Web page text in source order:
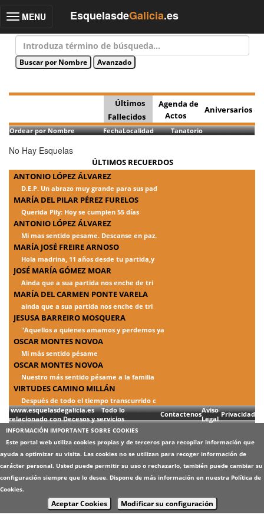
Toggle
MENU EsquelasdeGalicia.es
Últimos
Fallecidos
Agenda de
Actos
Aniversarios
Ordear por Nombre FechaLocalidad Tanatorio
No Hay Esquelas
ÚLTIMOS RECUERDOS
ANTONIO LÓPEZ ÁLVAREZ
D.E.P. Un abrazo muy grande para sus pad
MARÍA DEL PILAR PÉREZ FURELOS
Querida Pily: Hoy se cumplen 55 días
ANTONIO LÓPEZ ÁLVAREZ
Mi mas sentido pesame. Descanse en paz.
MARÍA JOSÉ FREIRE ARNOSO
Hola madrina, 11 años desde tu partida,y
JOSÉ MARÍA GÓMEZ MOAR
Ainda que a sua partida nos enche de tri
MARÍA DEL CARMEN PONTE VARELA
ainda que a sua partida nos enche de tri
JESUSA BARREIRO MOSQUERA
"Aquellos a quienes amamos y perdemos ya
OSCAR MONTES NOVOA
Mi más sentido pésame
OSCAR MONTES NOVOA
Nuestro más sentido pésame a la familia
VIRTUDES CAMINO MILLÁN
Después de todo el tiempo transcurrido c
www.esquelasdegalicia.es Todo lo
relacionado con Decesos y servicios
ContactenosAviso
Legal
Privacidad
INFORMACIÓN IMPORTANTE SOBRE COOKIES
Este portal web utiliza cookies propias y de terceros para recopilar información que
ayuda a optimizar su visita. Las cookies no se utilizan para recoger información de
carácter personal. Usted puede permitir su uso o rechazarlo, también puede cambiar su
configuración siempre que lo desee. Dispone de más información en nuestra Política de
Cookies.